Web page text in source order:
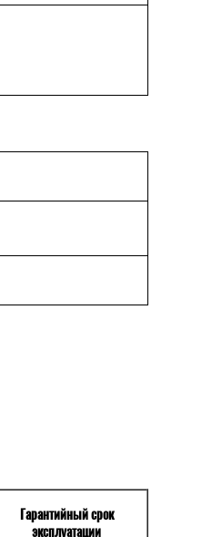
Гарантийный срок
эксплуатации